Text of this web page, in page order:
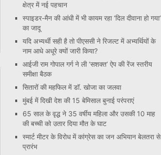
क्षेत्र में नई पहचान
स्पाइडर-मैन की आंधी में भी कायम रहा ‘दिल दीवाना हो गया’
का जादू
यदि अभ्यर्थी सही है तो पीएससी ने रिजल्ट में अभ्यर्थियों के
नाम आधे अधूरे क्यों जारी किया?
आईजी राम गोपाल गर्ग ने ली ‘सशक्त’ ऐप की रेंज स्तरीय
समीक्षा बैठक
सितारों की महफिल में डॉ. खोजा का जलवा
मुंबई में दिखी देश की 15 बेमिसाल बुनाई परंपराएं
65 साल के वृद्ध ने 35 वर्षीय महिला और उसकी 10 माह
की बच्ची को उतार दिया मौत के घाट
स्मार्ट मीटर के विरोध में कांग्रेस का जन अभियान बेलतरा से
प्रारंभ